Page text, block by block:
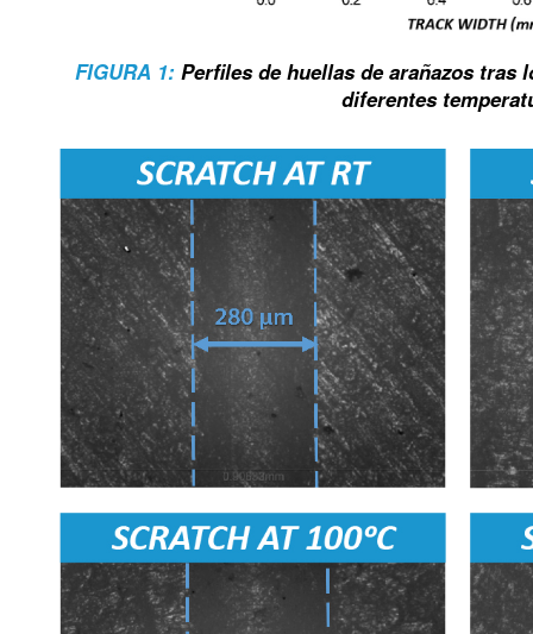
FIGURA 1: Perfiles de huellas de arañazos tras
diferentes